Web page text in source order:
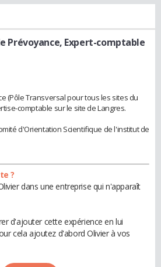
Prévoyance, Expert-comptable
(Pôle Transversal pour tous les sites du
comptable sur le site de Langres.
d'Orientation Scientifique de l'institut de
?
dans une entreprise qui n'apparaît
d'ajouter cette expérience en lui
cela ajoutez d'abord Olivier à vos